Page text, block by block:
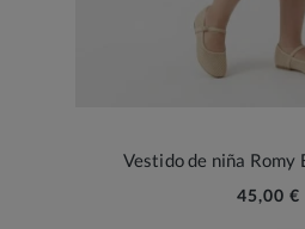
Vestido de niña Romy
45,00 €